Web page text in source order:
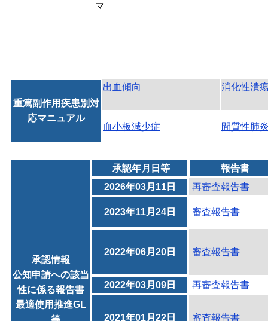
マ
重篤副作用疾患別対
応マニュアル
出血傾向 消化性潰
血小板減少症 間質性肺
承認情報
公知申請への該当
性に係る報告書
最適使用推進GL
承認年月日等
報告書
2026年03月11日
再審査報告書
2023年11月24日 審査報告書
2022年06月20日 審査報告書
2022年03月09日 再審査報告書
2021年01月22日 審査報告書